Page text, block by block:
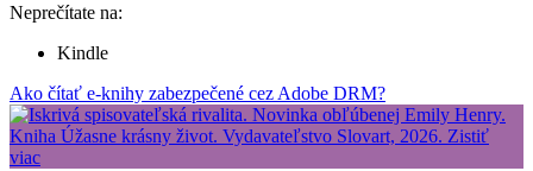
Neprečítate na:
Kindle
Ako čítať e-knihy zabezpečené cez Adobe DRM?